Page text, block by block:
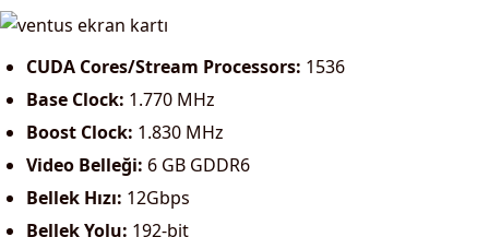
CUDA Cores/Stream Processors: 1536
Base Clock: 1.770 MHz
Boost Clock: 1.830 MHz
Video Belleği: 6 GB GDDR6
Bellek Hızı: 12Gbps
Bellek Yolu: 192-bit